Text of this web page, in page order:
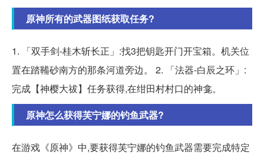
原神所有的武器图纸获取任务?
1. 「双手剑-桂木斩长正」:找3把钥匙开门开宝箱。机关位
置在踏鞴砂南方的那条河道旁边。 2. 「法器-白辰之环」:
完成【神樱大祓】任务获得,在绀田村村口的神龛。
原神怎么获得芙宁娜的钓鱼武器?
在游戏《原神》中,要获得芙宁娜的钓鱼武器需要完成特定